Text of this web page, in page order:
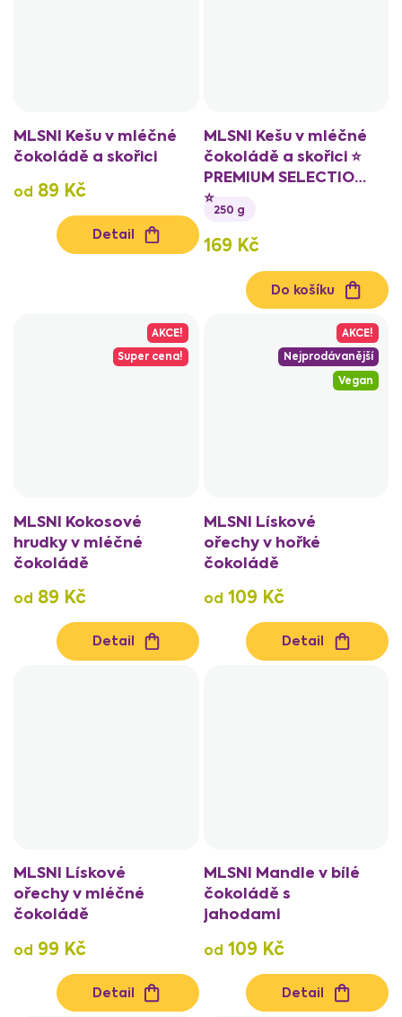
MLSNI Kešu v mléčné
čokoládě a skořici
od 89 Kč
Detail
MLSNI Kešu v mléčné
čokoládě a skořici ⭐
PREMIUM SELECTION
⭐
250 g
169 Kč
Do košíku
AKCE!
Super cena!
MLSNI Kokosové
hrudky v mléčné
čokoládě
od 89 Kč
Detail
AKCE!
Nejprodávanější
Vegan
MLSNI Lískové
ořechy v hořké
čokoládě
od 109 Kč
Detail
MLSNI Lískové
ořechy v mléčné
čokoládě
od 99 Kč
Detail
MLSNI Mandle v bílé
čokoládě s
jahodami
od 109 Kč
Detail